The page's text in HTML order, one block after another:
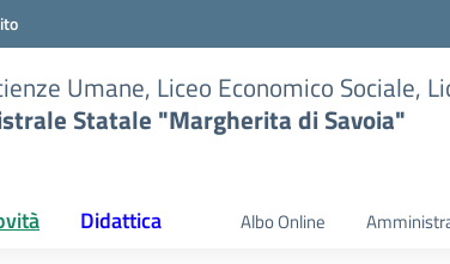
Umane, Liceo Economico Sociale,
Statale "Margherita di Savoia"
Didattica Albo Online